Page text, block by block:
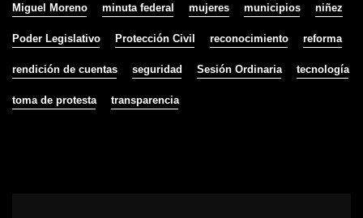
Miguel Moreno minuta federal mujeres municipios niñez
Poder Legislativo Protección Civil reconocimiento reforma
rendición de cuentas seguridad Sesión Ordinaria tecnología
toma de protesta transparencia